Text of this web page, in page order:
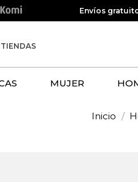
Envíos
TIENDAS
MUJER
Inicio